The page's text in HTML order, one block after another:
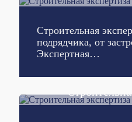
Строительная
подрядчика, от
Экспертная…